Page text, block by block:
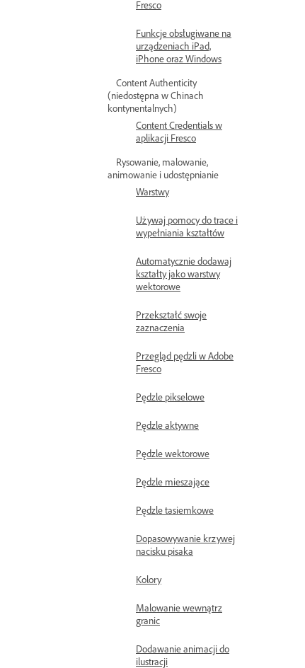
Fresco
Funkcje obsługiwane na
urządzeniach iPad,
iPhone oraz Windows
Content Authenticity
(niedostępna w Chinach
kontynentalnych)
Content Credentials w
aplikacji Fresco
Rysowanie, malowanie,
animowanie i udostępnianie
Warstwy
Używaj pomocy do trace i
wypełniania kształtów
Automatycznie dodawaj
kształty jako warstwy
wektorowe
Przekształć swoje
zaznaczenia
Przegląd pędzli w Adobe
Fresco
Pędzle pikselowe
Pędzle aktywne
Pędzle wektorowe
Pędzle mieszające
Pędzle tasiemkowe
Dopasowywanie krzywej
nacisku pisaka
Kolory
Malowanie wewnątrz
granic
Dodawanie animacji do
ilustracji